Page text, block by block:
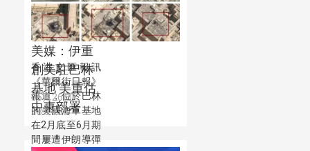
禮期間，美方不
會對伊朗施襲。
美媒：伊重
創美駐巴林
基地 美重估
中東部署
香港文匯報訊
《華爾街日報》
報道，位於巴林
的美國海軍基地
在2月底至6月期
間屢遭伊朗導彈
06月26日
18:04:35